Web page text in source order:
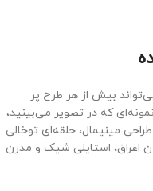
بیش از هر طرح پر
که در تصویر می‌بینید،
مینیمال، حلقه‌ای توخالی
استایلی شیک و مدرن